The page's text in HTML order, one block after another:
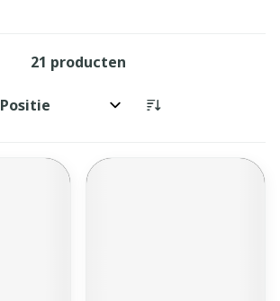
21 producten
Sorteer op: